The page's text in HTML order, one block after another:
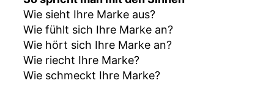
Wie sieht Ihre Marke aus?
Wie fühlt sich Ihre Marke an?
Wie hört sich Ihre Marke an?
Wie riecht Ihre Marke?
Wie schmeckt Ihre Marke?